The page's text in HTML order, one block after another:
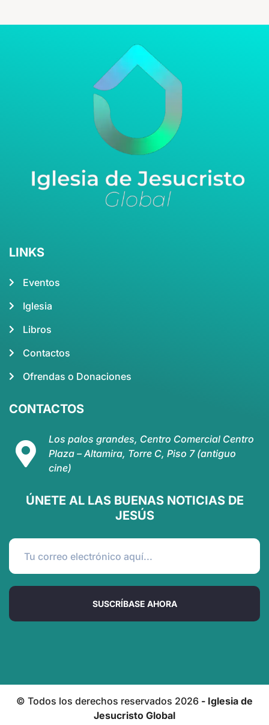
LINKS
Eventos
Iglesia
Libros
Contactos
Ofrendas o Donaciones
CONTACTOS
Los palos grandes, Centro Comercial Centro
Plaza – Altamira, Torre C, Piso 7 (antiguo
cine)
ÚNETE AL LAS BUENAS NOTICIAS DE
JESÚS
SUSCRÍBASE AHORA
© Todos los derechos reservados 2026 - Iglesia de
Jesucristo Global